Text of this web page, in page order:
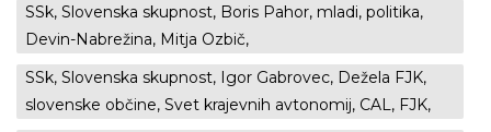
SSk, Slovenska skupnost, Boris Pahor, mladi, politika,
Devin-Nabrežina, Mitja Ozbič,
SSk, Slovenska skupnost, Igor Gabrovec, Dežela FJK,
slovenske občine, Svet krajevnih avtonomij, CAL, FJK,